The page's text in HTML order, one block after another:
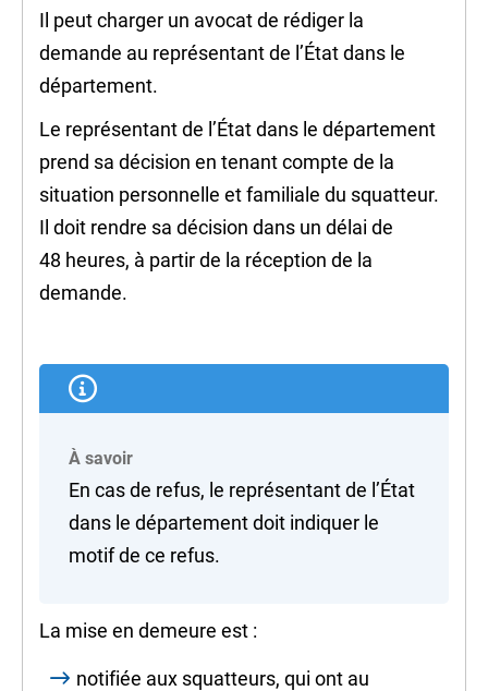
Il peut charger un avocat de rédiger la
demande au représentant de l’État dans le
département.
Le représentant de l’État dans le département
prend sa décision en tenant compte de la
situation personnelle et familiale du squatteur.
Il doit rendre sa décision dans un délai de
48 heures, à partir de la réception de la
demande.
À savoir
En cas de refus, le représentant de l’État
dans le département doit indiquer le
motif de ce refus.
La mise en demeure est :
notifiée aux squatteurs, qui ont au